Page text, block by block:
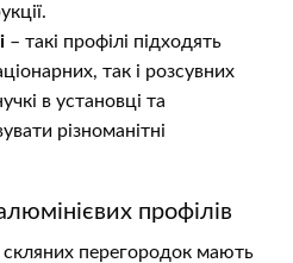
– такі профілі підходять
так і розсувних
в установці та
різноманітні
профілів
скляних перегородок мають